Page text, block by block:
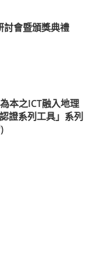
討會暨頒獎典禮
本之ICT融入地理
證系列工具」系列